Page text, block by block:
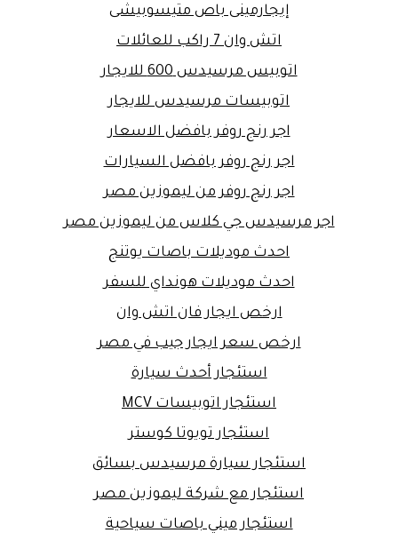
إيجارمينى باص متيسوبيشى
اتش وان 7 راكب للعائلات
اتوبيس مرسيدس 600 للايجار
اتوبيسات مرسيدس للايجار
اجر رنج روفر بافضل الاسعار
اجر رنج روفر بافضل السيارات
اجر رنج روفر من ليموزين مصر
اجر مرسيدس جي كلاس من ليموزين مصر
احدث موديلات باصات يوتنج
احدث موديلات هونداي للسفر
ارخص ايجار فان اتش وان
ارخص سعر ايجار جيب في مصر
استئجار أحدث سيارة
استئجار اتوبيسات MCV
استئجار تويوتا كوستر
استئجار سيارة مرسيدس بسائق
استئجار مع شركة ليموزين مصر
استئجار ميني باصات سياحية